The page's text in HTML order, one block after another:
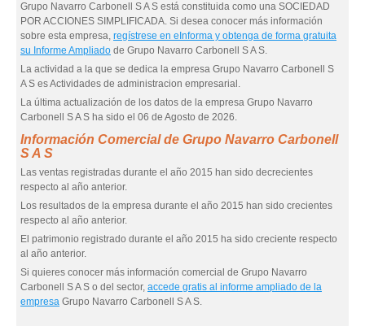
Grupo Navarro Carbonell S A S está constituida como una SOCIEDAD
POR ACCIONES SIMPLIFICADA. Si desea conocer más información
sobre esta empresa, regístrese en eInforma y obtenga de forma gratuita
su Informe Ampliado de Grupo Navarro Carbonell S A S.
La actividad a la que se dedica la empresa Grupo Navarro Carbonell S
A S es Actividades de administracion empresarial.
La última actualización de los datos de la empresa Grupo Navarro
Carbonell S A S ha sido el 06 de Agosto de 2026.
Información Comercial de Grupo Navarro Carbonell
S A S
Las ventas registradas durante el año 2015 han sido decrecientes
respecto al año anterior.
Los resultados de la empresa durante el año 2015 han sido crecientes
respecto al año anterior.
El patrimonio registrado durante el año 2015 ha sido creciente respecto
al año anterior.
Si quieres conocer más información comercial de Grupo Navarro
Carbonell S A S o del sector, accede gratis al informe ampliado de la
empresa Grupo Navarro Carbonell S A S.